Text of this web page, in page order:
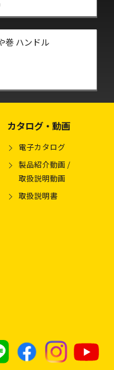
巻 ハンドル
カタログ・動画
電子カタログ
製品紹介動画 /
取扱説明動画
取扱説明書